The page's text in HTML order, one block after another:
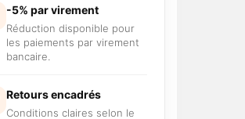
-5% par virement
Réduction disponible pour
les paiements par virement
bancaire.
Retours encadrés
Conditions claires selon le